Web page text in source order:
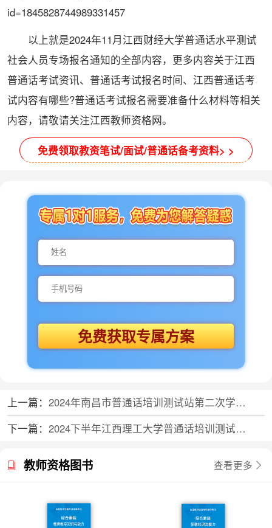
id=1845828744989331457
以上就是2024年11月江西财经大学普通话水平测试
社会人员专场报名通知的全部内容，更多内容关于江西
普通话考试资讯、普通话考试报名时间、江西普通话考
试内容有哪些?普通话考试报名需要准备什么材料等相关
内容，请敬请关注江西教师资格网。
免费领取教资笔试/面试/普通话备考资料> >
免费获取专属方案
上一篇：
2024年南昌市普通话培训测试站第二次学生专场普通话水平测试公告
下一篇：
2024下半年江西理工大学普通话培训测试站考试时间安排
教师资格图书 查看更多